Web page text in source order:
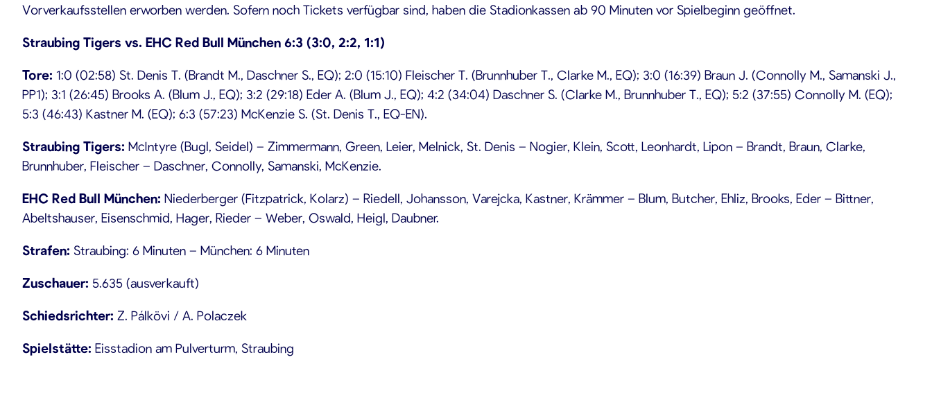
Vorverkaufsstellen erworben werden. Sofern noch Tickets verfügbar sind, haben die Stadionkassen ab 90 Minuten vor Spielbeginn geöffnet.
Straubing Tigers vs. EHC Red Bull München 6:3 (3:0, 2:2, 1:1)
Tore: 1:0 (02:58) St. Denis T. (Brandt M., Daschner S., EQ); 2:0 (15:10) Fleischer T. (Brunnhuber T., Clarke M., EQ); 3:0 (16:39) Braun J. (Connolly M., Samanski J.,
PP1); 3:1 (26:45) Brooks A. (Blum J., EQ); 3:2 (29:18) Eder A. (Blum J., EQ); 4:2 (34:04) Daschner S. (Clarke M., Brunnhuber T., EQ); 5:2 (37:55) Connolly M. (EQ);
5:3 (46:43) Kastner M. (EQ); 6:3 (57:23) McKenzie S. (St. Denis T., EQ-EN).
Straubing Tigers: McIntyre (Bugl, Seidel) – Zimmermann, Green, Leier, Melnick, St. Denis – Nogier, Klein, Scott, Leonhardt, Lipon – Brandt, Braun, Clarke,
Brunnhuber, Fleischer – Daschner, Connolly, Samanski, McKenzie.
EHC Red Bull München: Niederberger (Fitzpatrick, Kolarz) – Riedell, Johansson, Varejcka, Kastner, Krämmer – Blum, Butcher, Ehliz, Brooks, Eder – Bittner,
Abeltshauser, Eisenschmid, Hager, Rieder – Weber, Oswald, Heigl, Daubner.
Strafen: Straubing: 6 Minuten – München: 6 Minuten
Zuschauer: 5.635 (ausverkauft)
Schiedsrichter: Z. Pálkövi / A. Polaczek
Spielstätte: Eisstadion am Pulverturm, Straubing